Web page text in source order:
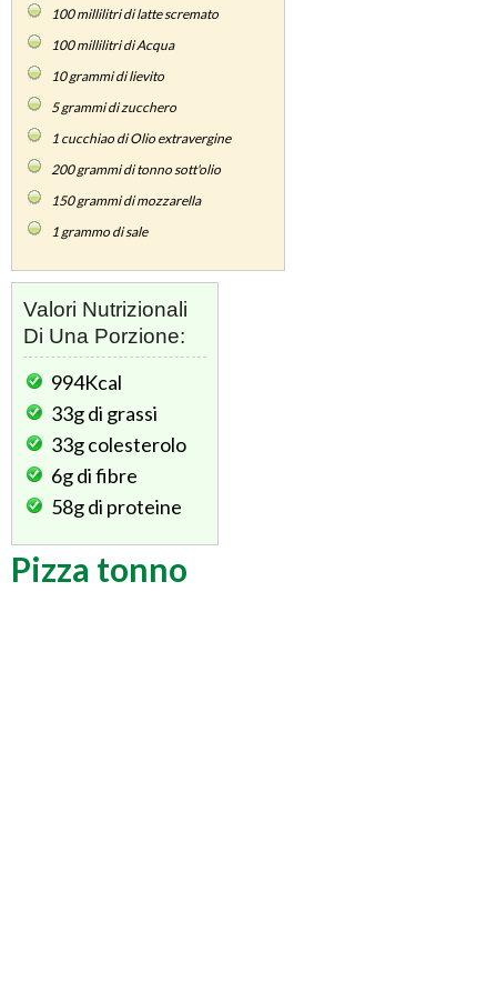
100millilitri di latte scremato
100millilitri di Acqua
10grammi di lievito
5grammi di zucchero
1 cucchiao di Olio extravergine
200grammi di tonno sott'olio
150grammi di mozzarella
1grammo di sale
Valori Nutrizionali
Di Una Porzione:
994Kcal
33gdi grassi
33gcolesterolo
6gdi fibre
58gdi proteine
Pizza tonno